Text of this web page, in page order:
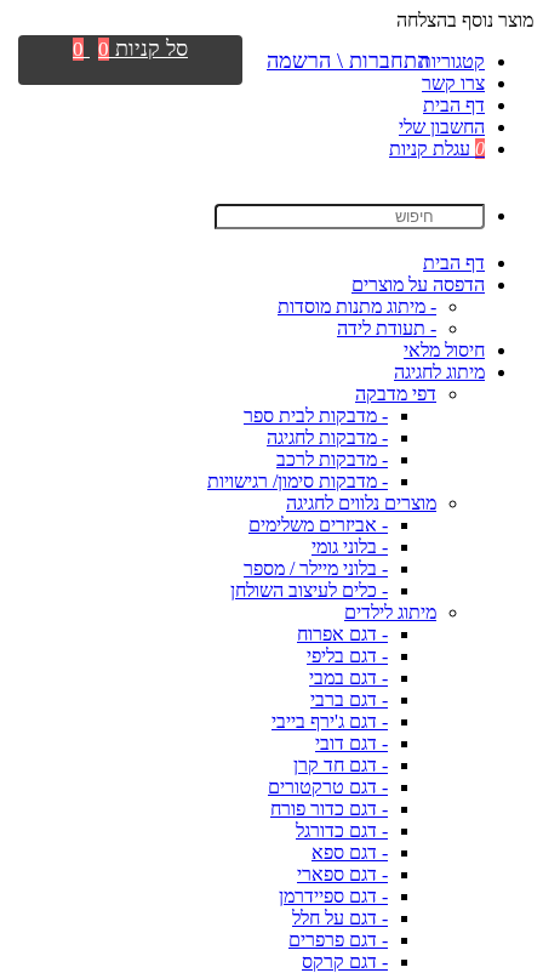
מוצר נוסף בהצלחה
קטגוריות
צרו קשר
דף הבית
החשבון שלי
0 עגלת קניות
דף הבית
הדפסה על מוצרים
- מיתוג מתנות מוסדות
- תעודת לידה
חיסול מלאי
מיתוג לחגיגה
דפי מדבקה
- מדבקות לבית ספר
- מדבקות לחגיגה
- מדבקות לרכב
- מדבקות סימון/ רגישויות
מוצרים נלווים לחגיגה
- אביזרים משלימים
- בלוני גומי
- בלוני מיילר / מספר
- כלים לעיצוב השולחן
מיתוג לילדים
- דגם אפרוח
- דגם בליפי
- דגם במבי
- דגם ברבי
- דגם ג'ירף בייבי
- דגם דובי
- דגם חד קרן
- דגם טרקטורים
- דגם כדור פורח
- דגם כדורגל
- דגם ספא
- דגם ספארי
- דגם ספיידרמן
- דגם על חלל
- דגם פרפרים
- דגם קרקס
התחברות \ הרשמה סל קניות 0
0